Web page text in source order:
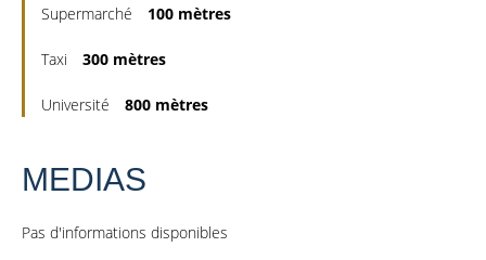
Supermarché 100 mètres
Taxi 300 mètres
Université 800 mètres
MEDIAS
Pas d'informations disponibles